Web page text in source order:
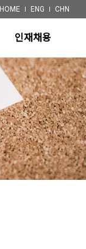
HOME ENG CHN
인재채용
채용정보